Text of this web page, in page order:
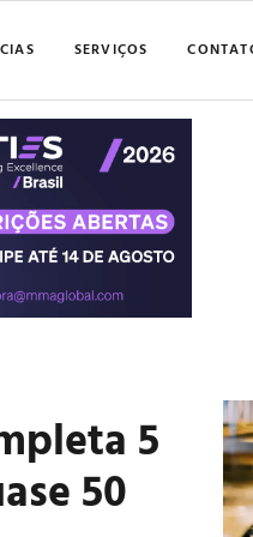
SERVIÇOS
5
50